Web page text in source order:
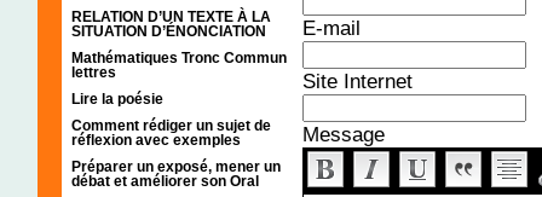
RELATION D’UN TEXTE À LA
SITUATION D’ÉNONCIATION
Mathématiques Tronc Commun
lettres
Lire la poésie
Comment rédiger un sujet de
réflexion avec exemples
Préparer un exposé, mener un
débat et améliorer son Oral
E-mail
Site Internet
Message